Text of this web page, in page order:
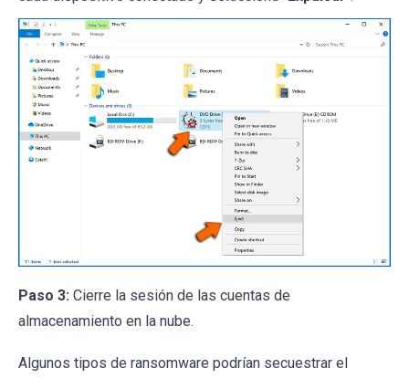
Paso 3: Cierre la sesión de las cuentas de
almacenamiento en la nube.
Algunos tipos de ransomware podrían secuestrar el